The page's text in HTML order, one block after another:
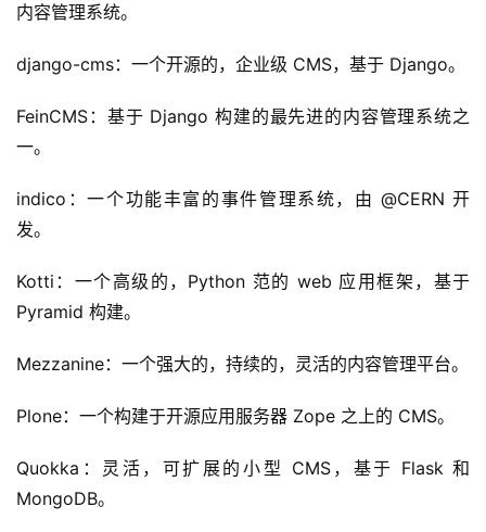
内容管理系统。
django-cms：一个开源的，企业级 CMS，基于 Django。
FeinCMS：基于 Django 构建的最先进的内容管理系统之
一。
indico：一个功能丰富的事件管理系统，由 @CERN 开
发。
Kotti：一个高级的，Python 范的 web 应用框架，基于
Pyramid 构建。
Mezzanine：一个强大的，持续的，灵活的内容管理平台。
Plone：一个构建于开源应用服务器 Zope 之上的 CMS。
Quokka：灵活，可扩展的小型 CMS，基于 Flask 和
MongoDB。